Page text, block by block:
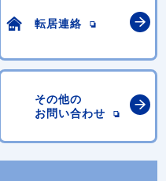
転居連絡
その他の
お問い合わせ